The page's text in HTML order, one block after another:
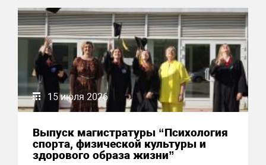
15 июля 2026
Выпуск магистратуры “Психология
спорта, физической культуры и
здорового образа жизни”